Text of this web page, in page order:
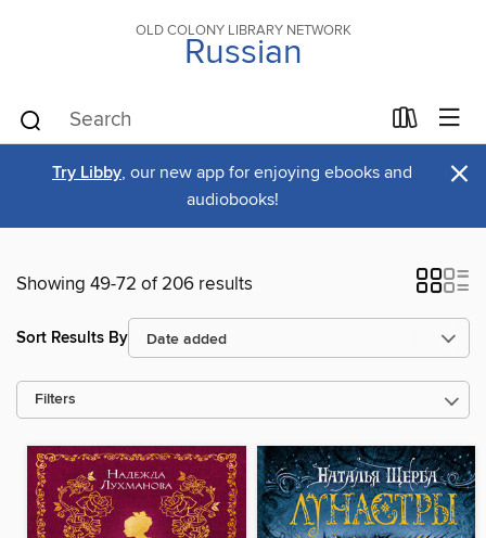
OLD COLONY LIBRARY NETWORK
Russian
Try Libby, our new app for enjoying ebooks and
audiobooks!
×
Showing 49-72 of 206 results
Sort Results By
Filters